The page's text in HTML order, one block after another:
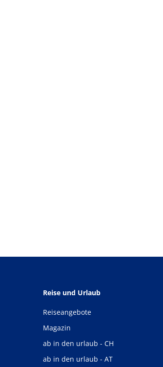
Reise und Urlaub
Reiseangebote
Magazin
ab in den urlaub - CH
ab in den urlaub - AT